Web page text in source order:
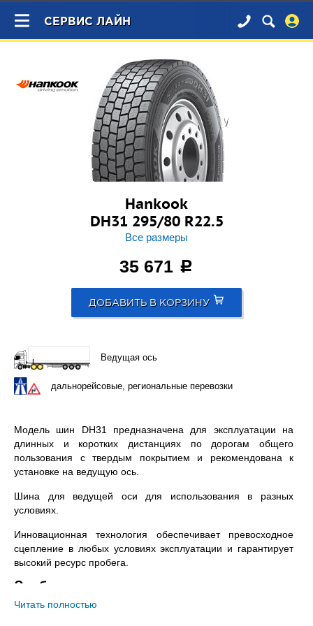
×
СЕРВИС ЛАЙН
Hankook
DH31 295/80 R22.5
Все размеры
35 671 c
ДОБАВИТЬ В КОРЗИНУ
Ведущая ось
дальнорейсовые, региональные перевозки
Модель шин DH31 предназначена для эксплуатации на
длинных и коротких дистанциях по дорогам общего
пользования с твердым покрытием и рекомендована к
установке на ведущую ось.
Шина для ведущей оси для использования в разных
условиях.
Инновационная технология обеспечивает превосходное
сцепление в любых условиях эксплуатации и гарантирует
высокий ресурс пробега.
Особенности модели
Рисунок с трехмерными ламелями
Читать полностью